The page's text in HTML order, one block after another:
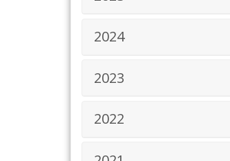
2024
2023
2022